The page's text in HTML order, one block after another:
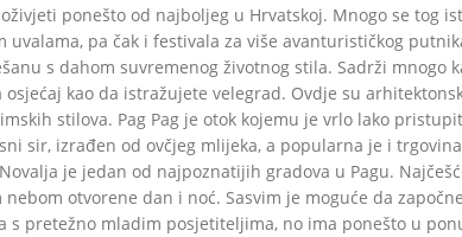
ponešto od najboljeg u Hrvatskoj. Mnogo se tog
pa čak i festivala za više avanturističkog
s dahom suvremenog životnog stila. Sadrži mnogo
kao da istražujete velegrad. Ovdje su
stilova. Pag Pag je otok kojemu je vrlo lako
sir, izrađen od ovčjeg mlijeka, a popularna je i
je jedan od najpoznatijih gradova u Pagu.
otvorene dan i noć. Sasvim je moguće da
pretežno mladim posjetiteljima, no ima ponešto u